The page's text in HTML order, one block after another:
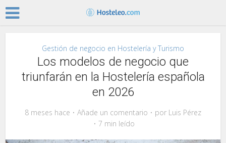
Gestión de negocio en Hostelería y Turismo
Los modelos de negocio que
triunfarán en la Hostelería española
en 2026
8 meses hace Añade un comentario por Luis Pérez
7 min leído